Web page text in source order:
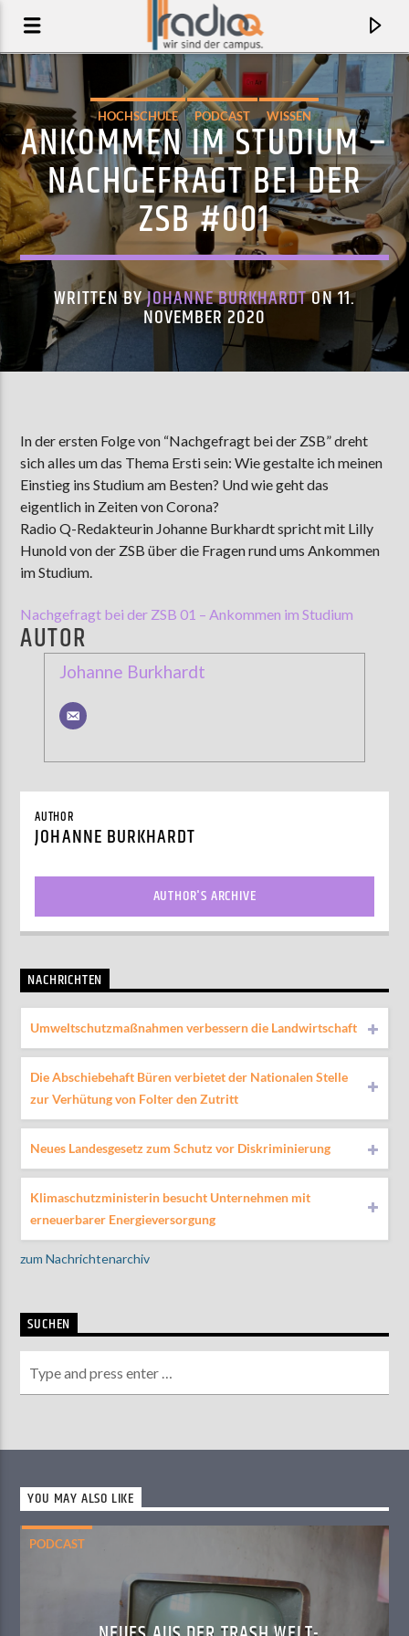
AKTUELLER TRACK
FUSED
AKTUELLE SENDUNG
MOEBIUS
00:00 09:00
Steinfurt 103,9 MHz
HOCHSCHULE PODCAST WISSEN
ANKOMMEN IM STUDIUM –
NACHGEFRAGT BEI DER
ZSB #001
WRITTEN BYJOHANNE BURKHARDTON 11.
NOVEMBER 2020
In der ersten Folge von “Nachgefragt bei der ZSB” dreht
sich alles um das Thema Ersti sein: Wie gestalte ich meinen
Einstieg ins Studium am Besten? Und wie geht das
eigentlich in Zeiten von Corona?
Radio Q-Redakteurin Johanne Burkhardt spricht mit Lilly
Hunold von der ZSB über die Fragen rund ums Ankommen
im Studium.
Nachgefragt bei der ZSB 01 – Ankommen im Studium
AUTOR
Johanne Burkhardt
AUTHOR
JOHANNE BURKHARDT
AUTHOR'S ARCHIVE
NACHRICHTEN
Umweltschutzmaßnahmen verbessern die Landwirtschaft
Die Abschiebehaft Büren verbietet der Nationalen Stelle
zur Verhütung von Folter den Zutritt
Neues Landesgesetz zum Schutz vor Diskriminierung
Klimaschutzministerin besucht Unternehmen mit
erneuerbarer Energieversorgung
zum Nachrichtenarchiv
SUCHEN
YOU MAY ALSO LIKE
PODCAST